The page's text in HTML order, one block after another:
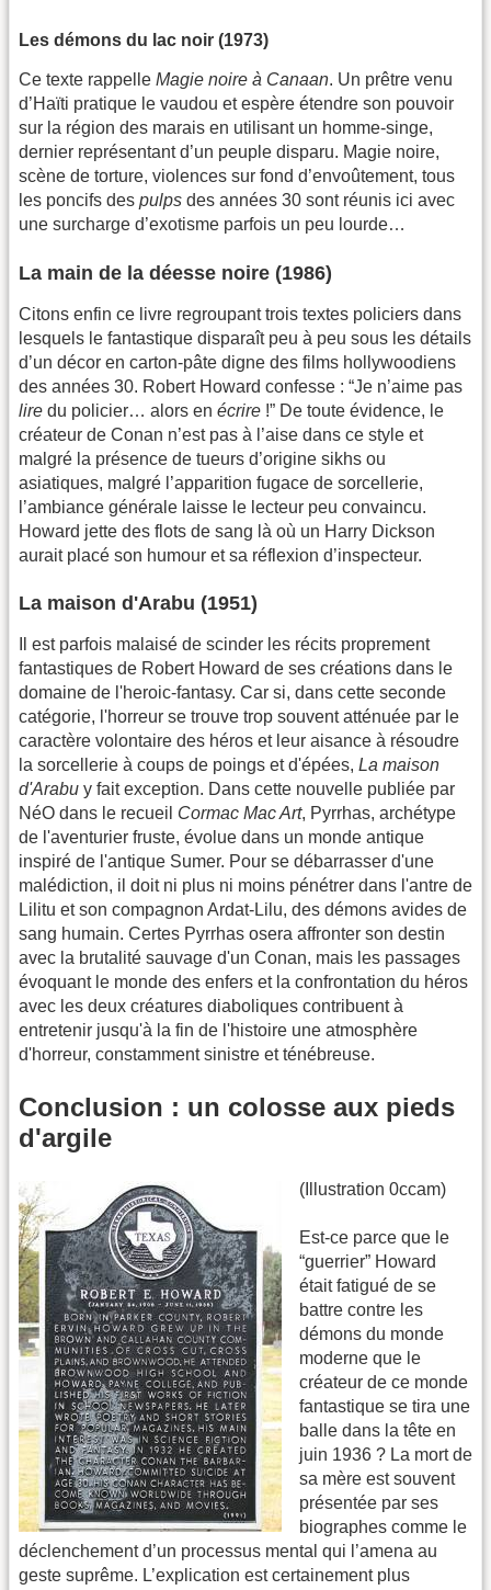
Les démons du lac noir (1973)
Ce texte rappelle Magie noire à Canaan. Un prêtre venu
d’Haïti pratique le vaudou et espère étendre son pouvoir
sur la région des marais en utilisant un homme-singe,
dernier représentant d’un peuple disparu. Magie noire,
scène de torture, violences sur fond d’envoûtement, tous
les poncifs des pulps des années 30 sont réunis ici avec
une surcharge d’exotisme parfois un peu lourde…
La main de la déesse noire (1986)
Citons enfin ce livre regroupant trois textes policiers dans
lesquels le fantastique disparaît peu à peu sous les détails
d’un décor en carton-pâte digne des films hollywoodiens
des années 30. Robert Howard confesse : “Je n’aime pas
lire du policier… alors en écrire !” De toute évidence, le
créateur de Conan n’est pas à l’aise dans ce style et
malgré la présence de tueurs d’origine sikhs ou
asiatiques, malgré l’apparition fugace de sorcellerie,
l’ambiance générale laisse le lecteur peu convaincu.
Howard jette des flots de sang là où un Harry Dickson
aurait placé son humour et sa réflexion d’inspecteur.
La maison d'Arabu (1951)
Il est parfois malaisé de scinder les récits proprement
fantastiques de Robert Howard de ses créations dans le
domaine de l'heroic-fantasy. Car si, dans cette seconde
catégorie, l'horreur se trouve trop souvent atténuée par le
caractère volontaire des héros et leur aisance à résoudre
la sorcellerie à coups de poings et d'épées, La maison
d'Arabu y fait exception. Dans cette nouvelle publiée par
NéO dans le recueil Cormac Mac Art, Pyrrhas, archétype
de l'aventurier fruste, évolue dans un monde antique
inspiré de l'antique Sumer. Pour se débarrasser d'une
malédiction, il doit ni plus ni moins pénétrer dans l'antre de
Lilitu et son compagnon Ardat-Lilu, des démons avides de
sang humain. Certes Pyrrhas osera affronter son destin
avec la brutalité sauvage d'un Conan, mais les passages
évoquant le monde des enfers et la confrontation du héros
avec les deux créatures diaboliques contribuent à
entretenir jusqu'à la fin de l'histoire une atmosphère
d'horreur, constamment sinistre et ténébreuse.
Conclusion : un colosse aux pieds
d'argile
(Illustration 0ccam)
Est-ce parce que le
“guerrier” Howard
était fatigué de se
battre contre les
démons du monde
moderne que le
créateur de ce monde
fantastique se tira une
balle dans la tête en
juin 1936 ? La mort de
sa mère est souvent
présentée par ses
biographes comme le
déclenchement d’un processus mental qui l’amena au
geste suprême. L’explication est certainement plus